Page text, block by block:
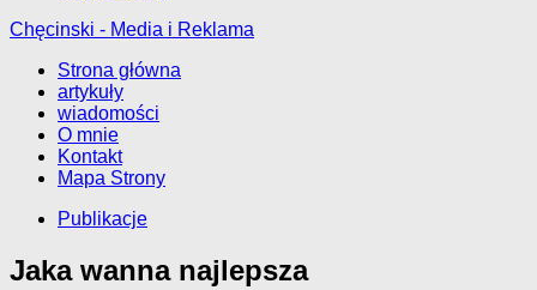
Chęcinski - Media i Reklama
Strona główna
artykuły
wiadomości
O mnie
Kontakt
Mapa Strony
Publikacje
Jaka wanna najlepsza